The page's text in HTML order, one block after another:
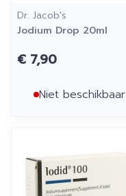
Dr. Jacob's
Jodium Drop 20ml
€ 7,90
Niet beschikbaar